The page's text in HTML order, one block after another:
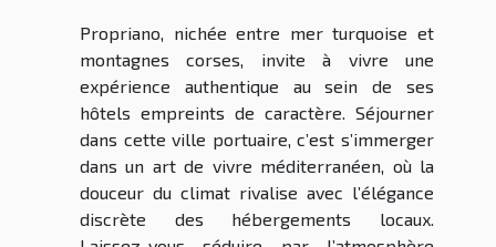
Propriano, nichée entre mer turquoise et
montagnes corses, invite à vivre une
expérience authentique au sein de ses
hôtels empreints de caractère. Séjourner
dans cette ville portuaire, c’est s’immerger
dans un art de vivre méditerranéen, où la
douceur du climat rivalise avec l’élégance
discrète des hébergements locaux.